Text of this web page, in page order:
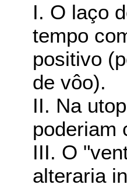
I. O laço
tempo
positivo
de vôo).
II. Na
poderiam
III. O
alteraria